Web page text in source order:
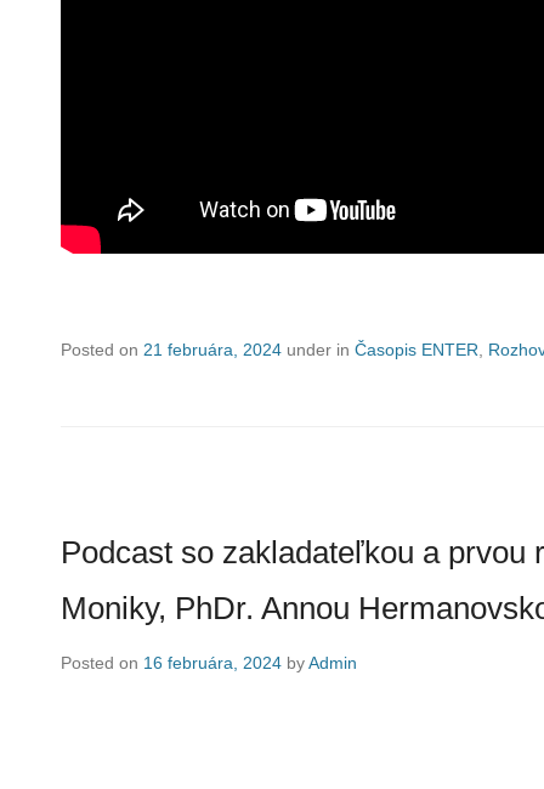
Posted on 21 februára, 2024 under in Časopis ENTER
Podcast so zakladateľkou a prvou
Moniky, PhDr. Annou
Posted on 16 februára, 2024 byAdmin